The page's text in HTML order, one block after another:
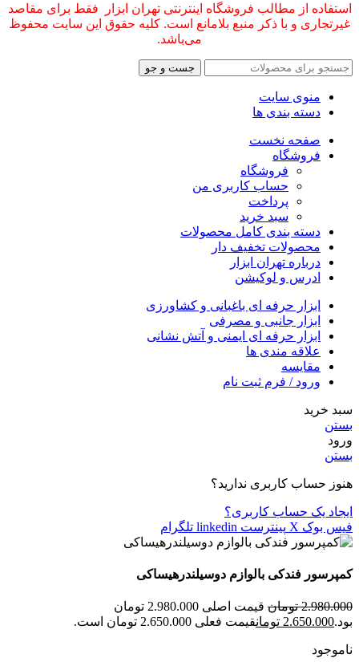
استفاده از مطالب فروشگاه اینترنتی تهران ابزار فقط برای مقاصد
غیرتجاری و با ذکر منبع بلامانع است. کلیه حقوق این سایت محفوظ
می‌باشد.
جست و جو
منوی سایت
دسته بندی ها
صفحه نخست
فروشگاه
فروشگاه
حساب کاربری من
پرداخت
سبد خرید
دسته بندی کامل محصولات
محصولات تخفیف دار
درباره تهران ابزار
ادرس و لوکیشن
ابزار حرفه ای باغبانی و کشاورزی
ابزار جانبی و مصرفی
ابزار حرفه ای ایمنی و آتش نشانی
علاقه مندی ها
مقایسه
ورود / فرم ثبت نام
سبد خرید
بستن
ورود
بستن
هنوز حساب کاربری ندارید؟
ایجاد یک حساب کاربری؟
فیس بوک X پینترست linkedin تلگرام
کمپرسور فندکی بالوازم دوسیلندرهیساکی
2.980.000 تومان
قیمت اصلی 2.980.000 تومان
بود.2.650.000 تومانقیمت فعلی 2.650.000 تومان است.
ناموجود